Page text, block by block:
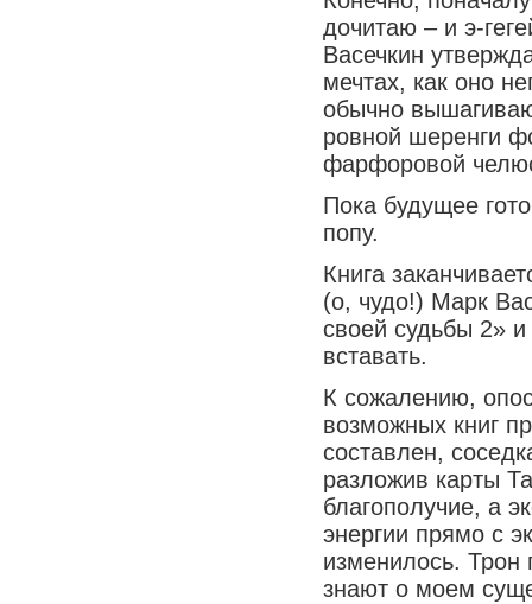
дочитаю – и э-
Васечкин
мечтах, как оно
обычно
ровной шеренги
фарфоровой
Пока будущее
попу.
Книга
(о, чудо!) Марк
своей судьбы 2»
вставать.
К сожалению,
возможных книг
составлен,
разложив карты
благополучие, а
энергии прямо с
изменилось. Трон
знают о моем